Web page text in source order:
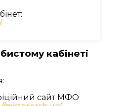
кабінеті
сайт МФО